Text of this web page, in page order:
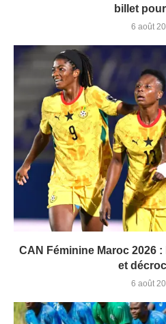
billet
6 août
CAN Féminine Maroc 2026
et
6 août